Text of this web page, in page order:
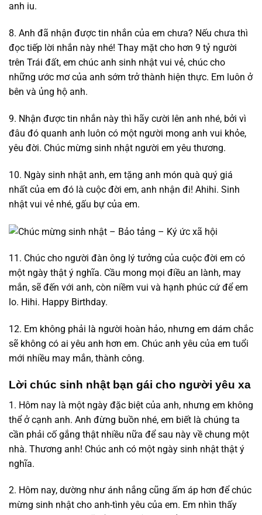
anh iu.
8. Anh đã nhận được tin nhắn của em chưa? Nếu chưa thì
đọc tiếp lời nhắn này nhé! Thay mặt cho hơn 9 tỷ người
trên Trái đất, em chúc anh sinh nhật vui vẻ, chúc cho
những ước mơ của anh sớm trở thành hiện thực. Em luôn ở
bên và ủng hộ anh.
9. Nhận được tin nhắn này thì hãy cười lên anh nhé, bởi vì
đâu đó quanh anh luôn có một người mong anh vui khỏe,
yêu đời. Chúc mừng sinh nhật người em yêu thương.
10. Ngày sinh nhật anh, em tặng anh món quà quý giá
nhất của em đó là cuộc đời em, anh nhận đi! Ahihi. Sinh
nhật vui vẻ nhé, gấu bự của em.
11. Chúc cho người đàn ông lý tưởng của cuộc đời em có
một ngày thật ý nghĩa. Cầu mong mọi điều an lành, may
mắn, sẽ đến với anh, còn niềm vui và hạnh phúc cứ để em
lo. Hihi. Happy Birthday.
12. Em không phải là người hoàn hảo, nhưng em dám chắc
sẽ không có ai yêu anh hơn em. Chúc anh yêu của em tuổi
mới nhiều may mắn, thành công.
Lời chúc sinh nhật bạn gái cho người yêu xa
1. Hôm nay là một ngày đặc biệt của anh, nhưng em không
thể ở cạnh anh. Anh đừng buồn nhé, em biết là chúng ta
cần phải cố gắng thật nhiều nữa để sau này về chung một
nhà. Thương anh! Chúc anh có một ngày sinh nhật thật ý
nghĩa.
2. Hôm nay, dường như ánh nắng cũng ấm áp hơn để chúc
mừng sinh nhật cho anh-tình yêu của em. Em nhìn thấy